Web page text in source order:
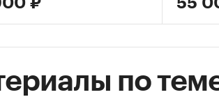
АО
ОАО
ООО
по